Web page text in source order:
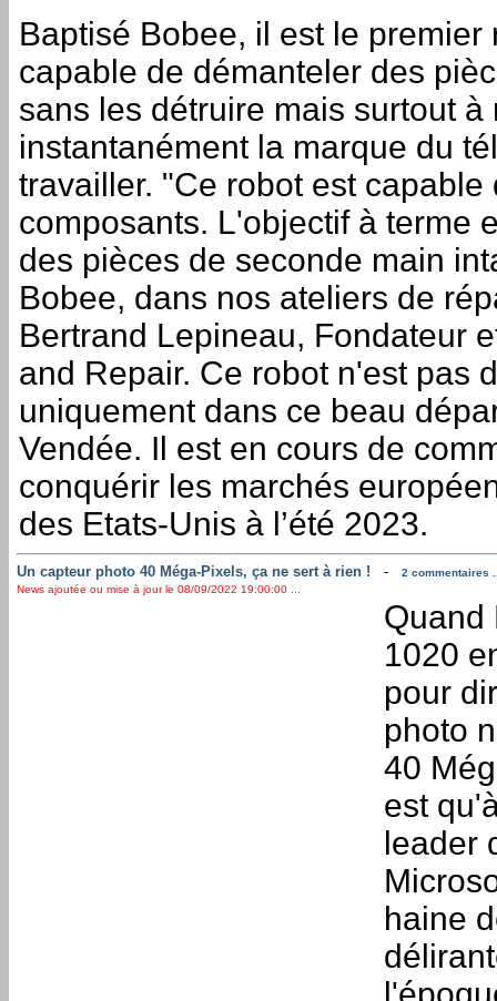
Baptisé Bobee, il est le premier
capable de démanteler des
sans les détruire mais surtout à
instantanément la marque du
travailler. "Ce robot est
composants. L'objectif à terme
des pièces de seconde main
Bobee, dans nos ateliers de
Bertrand Lepineau, Fondateur
and Repair. Ce robot n'est pas
uniquement dans ce beau
Vendée. Il est en cours de
conquérir les marchés
des Etats-Unis à l’été 2023.
Un capteur photo 40 Méga-Pixels, ça ne sert à rien ! -
2 commentaires
News ajoutée ou mise à jour le 08/09/2022 19:00:00 ...
Quand
1020
pour
photo
40
est
leader
haine